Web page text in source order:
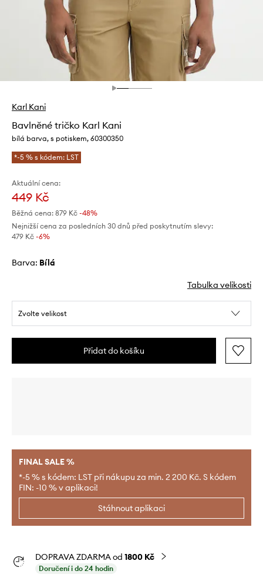
Karl Kani
Bavlněné tričko Karl Kani
bílá barva, s potiskem, 60300350
*-5 % s kódem: LST
Aktuální cena:
449 Kč
Běžná cena: 879 Kč -48%
Nejnižší cena za posledních 30 dnů před poskytnutím slevy:
479 Kč -6%
Barva: bílá
Tabulka velikosti
Zvolte velikost
Přidat do košíku
FINAL SALE %
*-5 % s kódem: LST při nákupu za min. 2 200 Kč. S kódem
FIN: -10 % v aplikaci!
Stáhnout aplikaci
DOPRAVA ZDARMA od 1800 Kč
Doručení i do 24 hodin